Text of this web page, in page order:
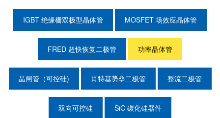
IGBT 绝缘栅双极型晶体管 MOSFET 场效应晶体管
FRED 超快恢复二极管 功率晶体管
晶闸管（可控硅) 肖特基势垒二极管 整流二极管
双向可控硅 SiC 碳化硅器件